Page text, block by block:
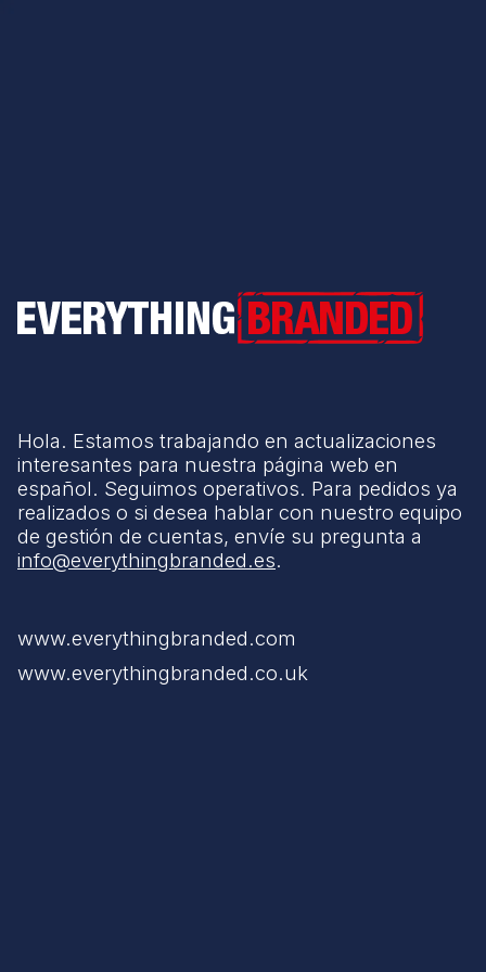
Everything Branded
Hola. Estamos trabajando en actualizaciones
interesantes para nuestra página web en
español. Seguimos operativos. Para pedidos ya
realizados o si desea hablar con nuestro equipo
de gestión de cuentas, envíe su pregunta a
info@everythingbranded.es.
www.everythingbranded.com
www.everythingbranded.co.uk